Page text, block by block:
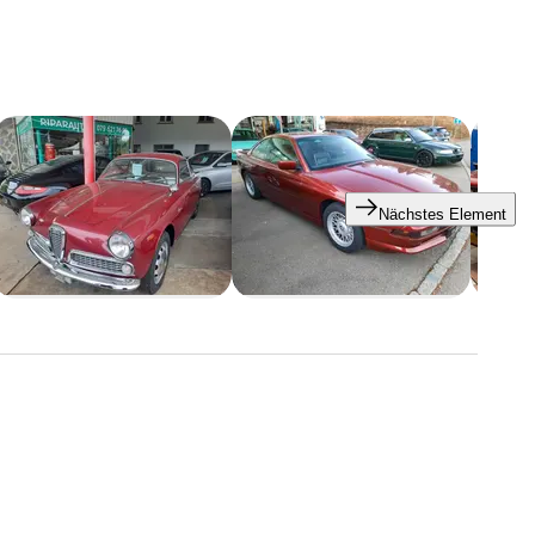
von Neu- und Gebrauchtwagen.
Nächstes Element